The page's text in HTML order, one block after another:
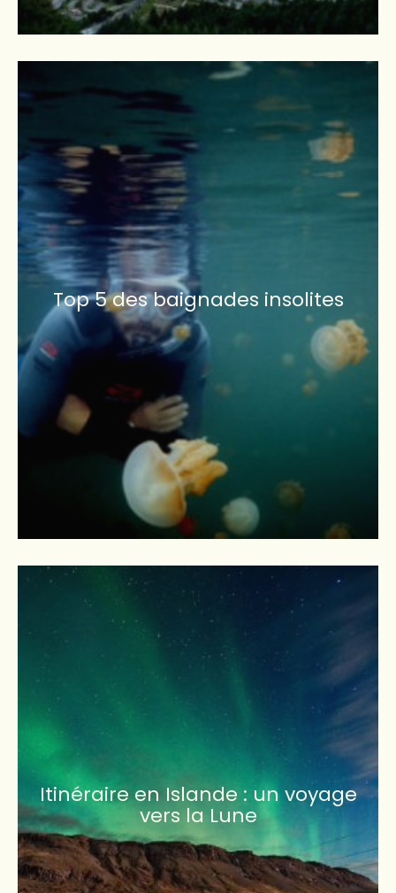
Top 5 des baignades insolites
Itinéraire en Islande : un voyage
vers la Lune